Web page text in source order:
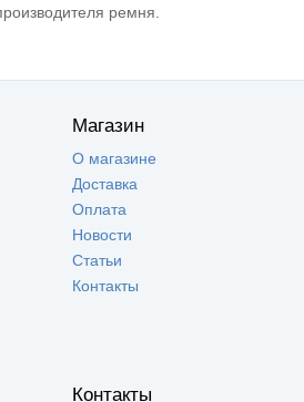
ремня.
Магазин
О магазине
Доставка
Оплата
Новости
Статьи
Контакты
Контакты